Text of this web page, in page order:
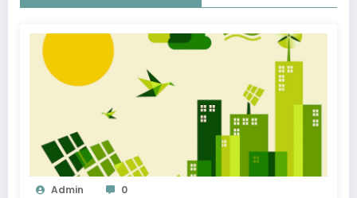
Admin 0